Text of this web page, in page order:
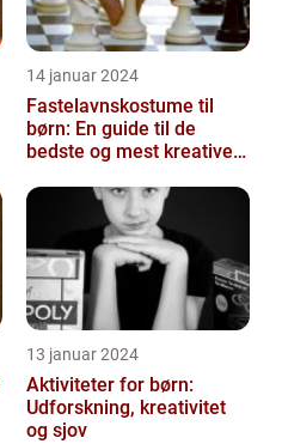
14 januar 2024
Fastelavnskostume til
børn: En guide til de
bedste og mest kreative
13 januar 2024
Aktiviteter for børn:
Udforskning, kreativitet
og sjov